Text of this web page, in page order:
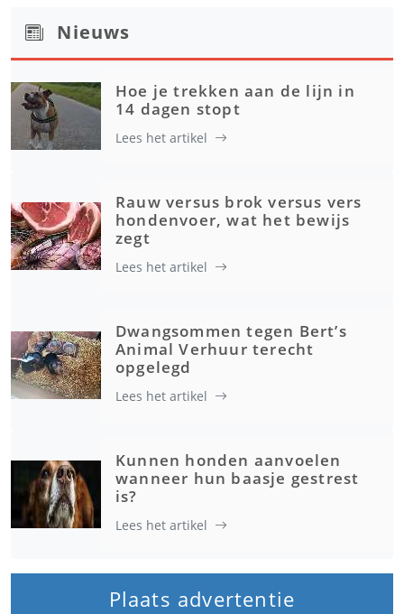
Nieuws
Hoe je trekken aan de lijn in
14 dagen stopt
Lees het artikel
Rauw versus brok versus vers
hondenvoer, wat het bewijs
zegt
Lees het artikel
Dwangsommen tegen Bert’s
Animal Verhuur terecht
opgelegd
Lees het artikel
Kunnen honden aanvoelen
wanneer hun baasje gestrest
is?
Lees het artikel
Plaats advertentie